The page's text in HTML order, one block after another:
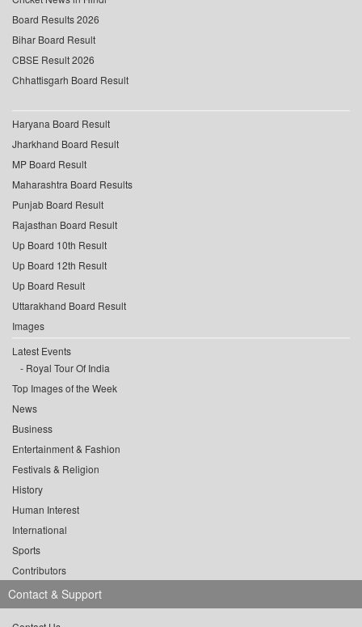
Board Results 2026
Bihar Board Result
CBSE Result 2026
Chhattisgarh Board Result
Haryana Board Result
Jharkhand Board Result
MP Board Result
Maharashtra Board Results
Punjab Board Result
Rajasthan Board Result
Up Board 10th Result
Up Board 12th Result
Up Board Result
Uttarakhand Board Result
Images
Latest Events
Royal Tour Of India
Top Images of the Week
News
Business
Entertainment & Fashion
Festivals & Religion
History
Human Interest
International
Sports
Contributors
Contact & Support